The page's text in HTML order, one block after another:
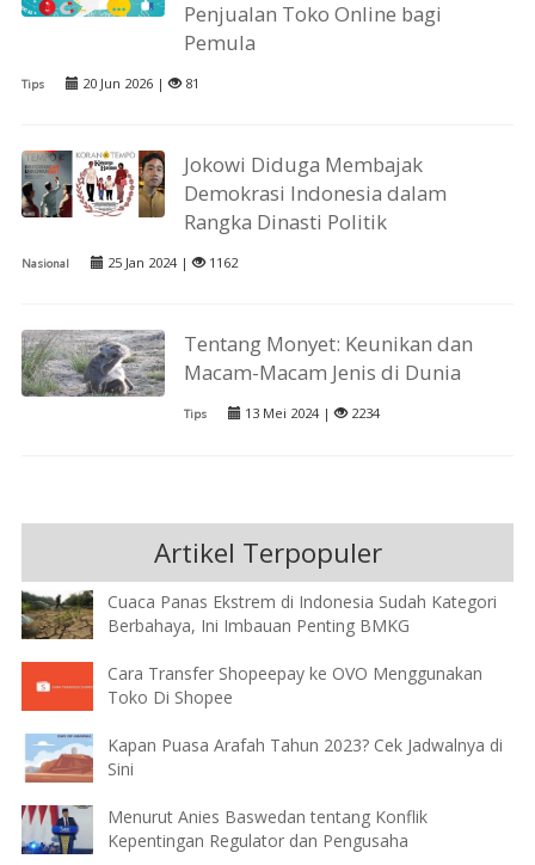
Penjualan Toko Online bagi
Pemula
Tips 20 Jun 2026 | 81
Jokowi Diduga Membajak
Demokrasi Indonesia dalam
Rangka Dinasti Politik
Nasional 25 Jan 2024 | 1162
Tentang Monyet: Keunikan dan
Macam-Macam Jenis di Dunia
Tips 13 Mei 2024 | 2234
Artikel Terpopuler
Cuaca Panas Ekstrem di Indonesia Sudah Kategori
Berbahaya, Ini Imbauan Penting BMKG
Cara Transfer Shopeepay ke OVO Menggunakan
Toko Di Shopee
Kapan Puasa Arafah Tahun 2023? Cek Jadwalnya di
Sini
Menurut Anies Baswedan tentang Konflik
Kepentingan Regulator dan Pengusaha